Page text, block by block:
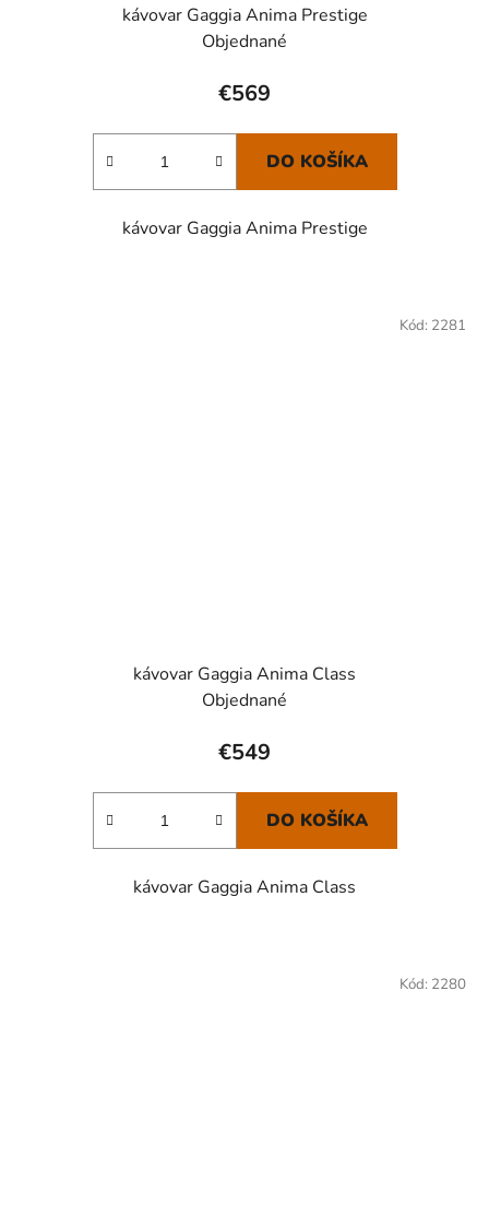
kávovar Gaggia Anima Prestige
Objednané
€569
DO KOŠÍKA
kávovar Gaggia Anima Prestige
kávovar Gaggia Anima Class
Objednané
€549
DO KOŠÍKA
kávovar Gaggia Anima Class
Kód: 2281
Kód: 2280